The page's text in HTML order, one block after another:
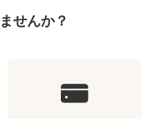
せんか？